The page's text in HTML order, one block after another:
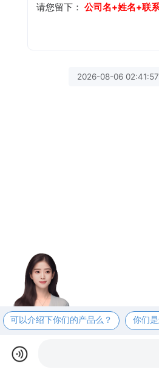
请您留下： 公司名+姓名+联
2026-08-06
可以介绍下你们的产品么？ 你们